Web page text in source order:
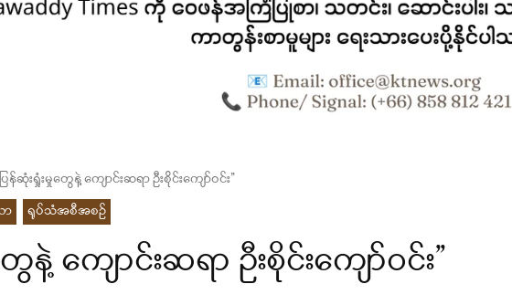
ပြန်ဆုံးရှုံးမှုတွေနဲ့ ကျောင်းဆရာ ဦးစိုင်းကျော်ဝင်း”
ရုပ်သံအစီအစဉ်
နဲ့ ကျောင်းဆရာ ဦးစိုင်းကျော်ဝင်း”